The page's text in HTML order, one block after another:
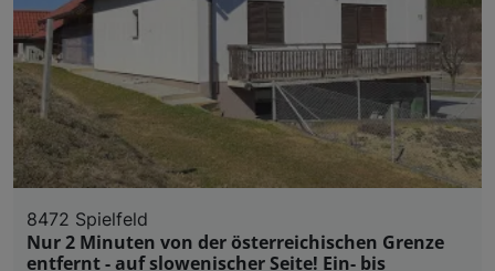
8472 Spielfeld
Nur 2 Minuten von der österreichischen Grenze
entfernt - auf slowenischer Seite! Ein- bis